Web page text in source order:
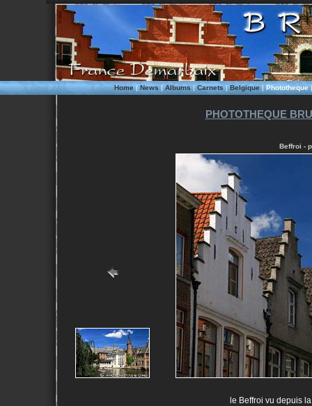
Home|News|Albums|Carnets|Belgique|Phototheque
PHOTOTHEQUE
Beffroi -
le Beffroi vu depuis